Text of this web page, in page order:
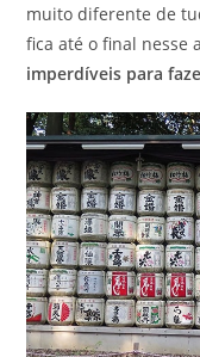
muito diferente de
fica até o final nesse
imperdíveis para